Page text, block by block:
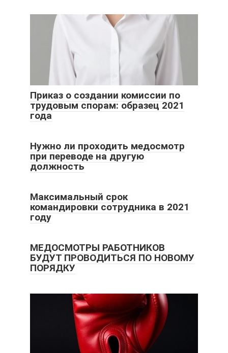
Приказ о создании комиссии по
трудовым спорам: образец 2021
года
Нужно ли проходить медосмотр
при переводе на другую
должность
Максимальный срок
командировки сотрудника в 2021
году
МЕДОСМОТРЫ РАБОТНИКОВ
БУДУТ ПРОВОДИТЬСЯ ПО НОВОМУ
ПОРЯДКУ